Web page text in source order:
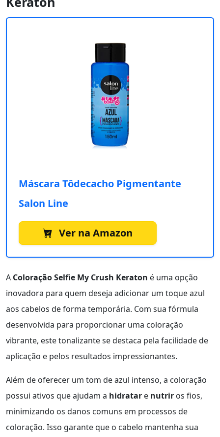
Máscara Tôdecacho Pigmentante
Salon Line
Ver na Amazon
A Coloração Selfie My Crush Keraton é uma opção
inovadora para quem deseja adicionar um toque azul
aos cabelos de forma temporária. Com sua fórmula
desenvolvida para proporcionar uma coloração
vibrante, este tonalizante se destaca pela facilidade de
aplicação e pelos resultados impressionantes.
Além de oferecer um tom de azul intenso, a coloração
possui ativos que ajudam a hidratar e nutrir os fios,
minimizando os danos comuns em processos de
coloração. Isso garante que o cabelo mantenha sua